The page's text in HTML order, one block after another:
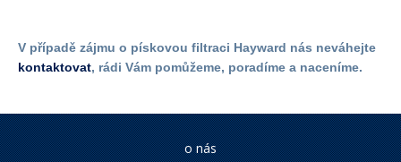
V případě zájmu o pískovou filtraci Hayward nás neváhejte
kontaktovat, rádi Vám pomůžeme, poradíme a naceníme.
o nás